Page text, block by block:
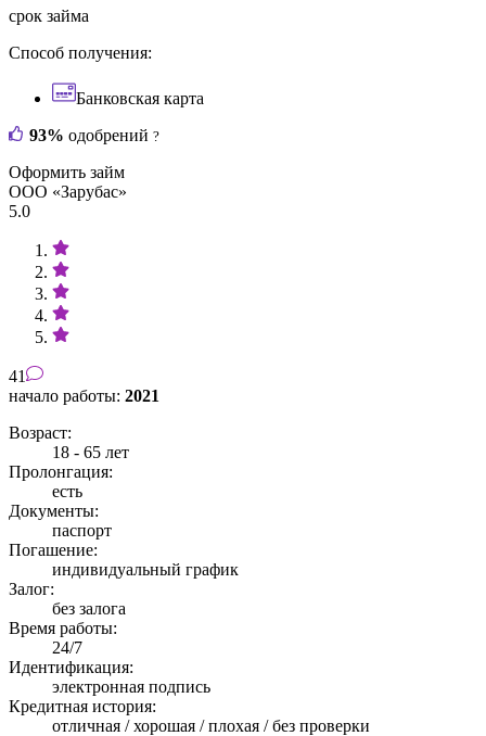
срок займа
Способ получения:
Банковская карта
93% одобрений ?
Оформить займ
ООО «Зарубас»
5.0
41
начало работы: 2021
Возраст:
18 - 65 лет
Пролонгация:
есть
Документы:
паспорт
Погашение:
индивидуальный график
Залог:
без залога
Время работы:
24/7
Идентификация:
электронная подпись
Кредитная история:
отличная / хорошая / плохая / без проверки